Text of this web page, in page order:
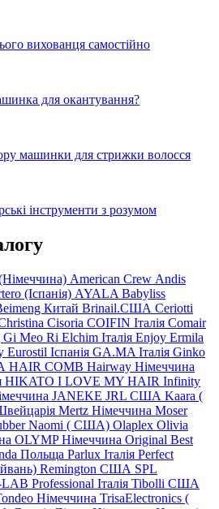
вихованця самостійно
для окантування?
машинки для стрижки волосся
інструменти з розумом
American Crew Andis
(Іспанія) AYALA Babyliss
Китай Brinail.США Ceriotti
Cisoria COIFIN Італія Comair
Gi Meo Ri Elchim Італія Enjoy Ermila
Eurostil Іспанія GA.MA Італія Ginko
HAIR COMB Hairway Німеччина
HIKATO I LOVE MY HAIR Infinity
JANEKE JRL США Kaara (
Mertz Німеччина Moser
Naomi ( США) Olaplex Olivia
OLYMP Німеччина Original Best
Польща Parlux Італія Perfect
Remington США SPL
Professional Італія Tibolli США
Німеччина TrisaElectronics (